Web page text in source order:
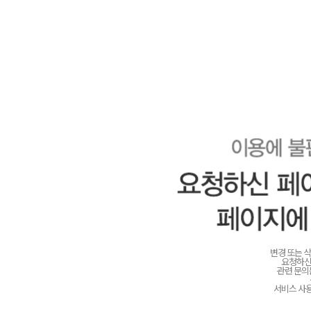
변경 또는
요청하
관련 문
서비스 사